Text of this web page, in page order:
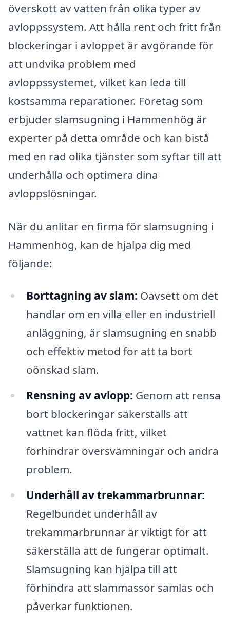
överskott av vatten från olika typer av
avloppssystem. Att hålla rent och fritt från
blockeringar i avloppet är avgörande för
att undvika problem med
avloppssystemet, vilket kan leda till
kostsamma reparationer. Företag som
erbjuder slamsugning i Hammenhög är
experter på detta område och kan bistå
med en rad olika tjänster som syftar till att
underhålla och optimera dina
avloppslösningar.
När du anlitar en firma för slamsugning i
Hammenhög, kan de hjälpa dig med
följande:
Borttagning av slam: Oavsett om det
handlar om en villa eller en industriell
anläggning, är slamsugning en snabb
och effektiv metod för att ta bort
oönskad slam.
Rensning av avlopp: Genom att rensa
bort blockeringar säkerställs att
vattnet kan flöda fritt, vilket
förhindrar översvämningar och andra
problem.
Underhåll av trekammarbrunnar:
Regelbundet underhåll av
trekammarbrunnar är viktigt för att
säkerställa att de fungerar optimalt.
Slamsugning kan hjälpa till att
förhindra att slammassor samlas och
påverkar funktionen.